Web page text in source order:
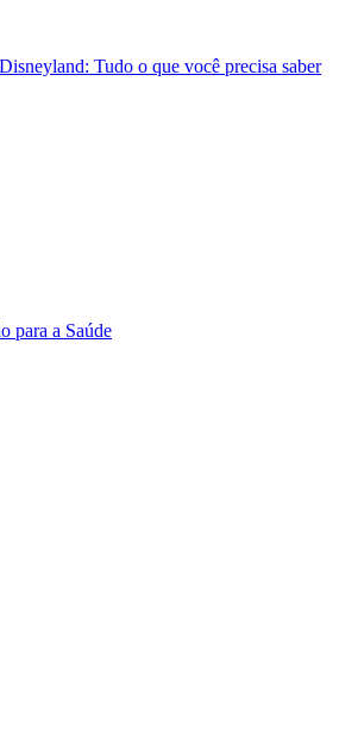
Tudo o que você precisa saber
para a Saúde